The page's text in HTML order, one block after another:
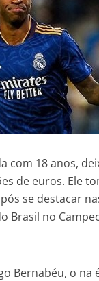
com 18 anos,
de euros. Ele
se destacar
Brasil no
Bernabéu, o